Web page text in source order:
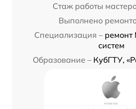
Стаж работы
Выполнено
Специализация – ремонт
систем
Образование – КубГТУ,